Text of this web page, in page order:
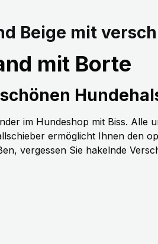
Beige mit
mit Borte
im Hundeshop mit Biss. Alle
ermöglicht Ihnen den
vergessen Sie hakelnde